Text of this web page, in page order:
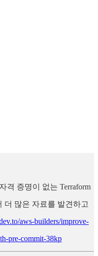
격 증명이 없는 Terraform
더 많은 자료를 발견하고
aws-builders/improve-
pre-commit-38kp